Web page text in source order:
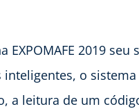
2019 seu
o
a leitura de um